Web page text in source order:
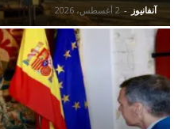
آنفانيوز - 2 أغسطس، 2026